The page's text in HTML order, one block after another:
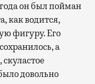
он был пойман
как водится,
фигуру. Его
а
довольно